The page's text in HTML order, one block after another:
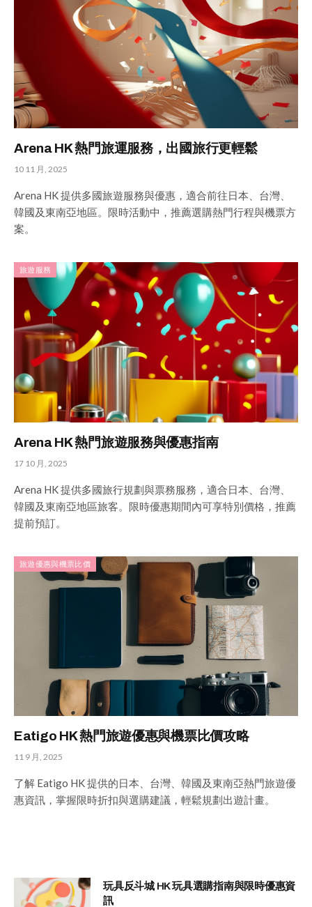
Arena HK 熱門旅運服務，出國旅行更輕鬆
10 11 月, 2025
Arena HK 提供多國旅遊服務與優惠，適合前往日本、台灣、
韓國及東南亞地區。限時活動中，推薦選購熱門行程與機票方
案。
旅遊服務
Arena HK 熱門旅遊服務與優惠指南
17 10 月, 2025
Arena HK 提供多國旅行規劃與票務服務，適合日本、台灣、
韓國及東南亞地區旅客。限時優惠期間內可享特別價格，推薦
提前預訂。
旅遊優惠與機票比價
Eatigo HK 熱門旅遊優惠與機票比價攻略
11 9 月, 2025
了解 Eatigo HK 提供的日本、台灣、韓國及東南亞熱門旅遊優
惠資訊，掌握限時折扣與選購建議，輕鬆規劃出遊計畫。
玩具反斗城 HK 玩具選購指南與限時優惠資
訊